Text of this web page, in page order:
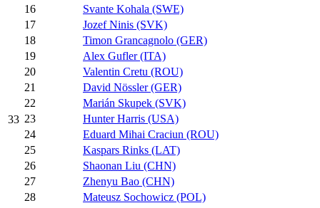
33
16
Svante Kohala (SWE)
17
Jozef Ninis (SVK)
18
Timon Grancagnolo (GER)
19
Alex Gufler (ITA)
20
Valentin Cretu (ROU)
21
David Nössler (GER)
22
Marián Skupek (SVK)
23
Hunter Harris (USA)
24
Eduard Mihai Craciun (ROU)
25
Kaspars Rinks (LAT)
26
Shaonan Liu (CHN)
27
Zhenyu Bao (CHN)
28
Mateusz Sochowicz (POL)